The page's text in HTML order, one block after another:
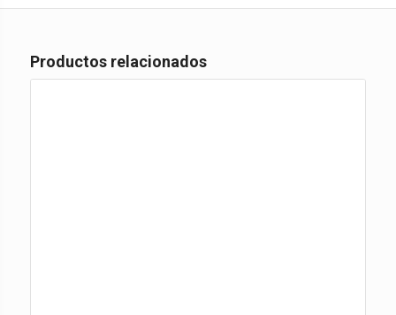
Productos relacionados